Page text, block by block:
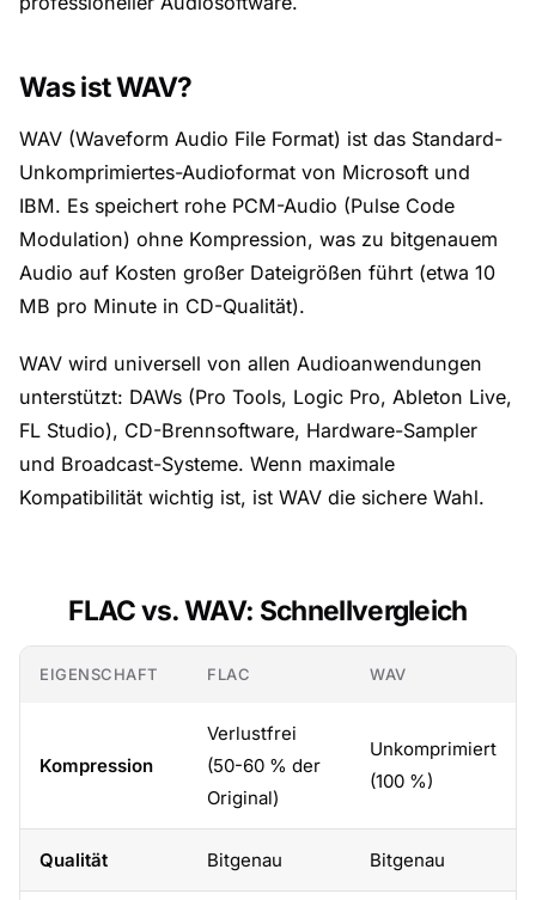
Was ist WAV?
WAV (Waveform Audio File Format) ist das Standard-
Unkomprimiertes-Audioformat von Microsoft und
IBM. Es speichert rohe PCM-Audio (Pulse Code
Modulation) ohne Kompression, was zu bitgenauem
Audio auf Kosten großer Dateigrößen führt (etwa 10
MB pro Minute in CD-Qualität).
WAV wird universell von allen Audioanwendungen
unterstützt: DAWs (Pro Tools, Logic Pro, Ableton Live,
FL Studio), CD-Brennsoftware, Hardware-Sampler
und Broadcast-Systeme. Wenn maximale
Kompatibilität wichtig ist, ist WAV die sichere Wahl.
FLAC vs. WAV: Schnellvergleich
EIGENSCHAFT FLAC WAV
Kompression
Verlustfrei
(50-60 % der
Original)
Unkomprimiert
(100 %)
Qualität Bitgenau Bitgenau